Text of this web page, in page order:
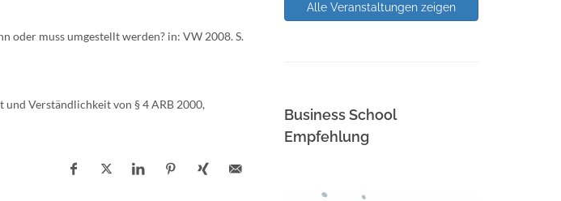
oder muss umgestellt werden? in: VW 2008. S.
Verständlichkeit von § 4 ARB 2000,
Alle Veranstaltungen zeigen
Business School
Empfehlung